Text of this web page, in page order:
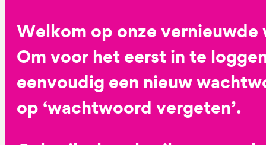
Welkom op onze vernieuwde
Om voor het eerst in te
eenvoudig een nieuw
op ‘wachtwoord vergeten’.